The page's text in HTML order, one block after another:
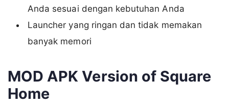
Anda sesuai dengan kebutuhan Anda
Launcher yang ringan dan tidak memakan
banyak memori
MOD APK Version of Square
Home